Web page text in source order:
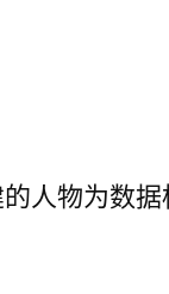
人物为数据